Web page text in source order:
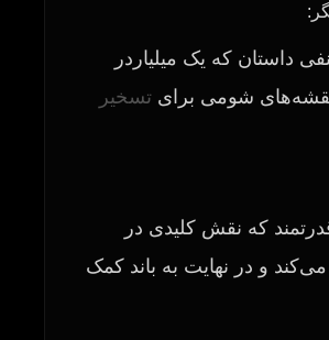
داستان که یک میلیاردر
شومی برای تسخیر
که نقش کلیدی در
می‌کند و در نهایت به باند کمک